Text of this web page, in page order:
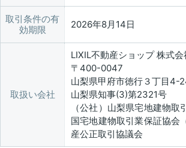
取引条件の有
効期限
2026年8月14日
取扱い会社
LIXIL不動産ショップ 株式
〒400-0047
山梨県甲府市徳行３丁目4-
山梨県知事(3)第2321号
（公社）山梨県宅地建物取
国宅地建物取引業保証協会
産公正取引協議会